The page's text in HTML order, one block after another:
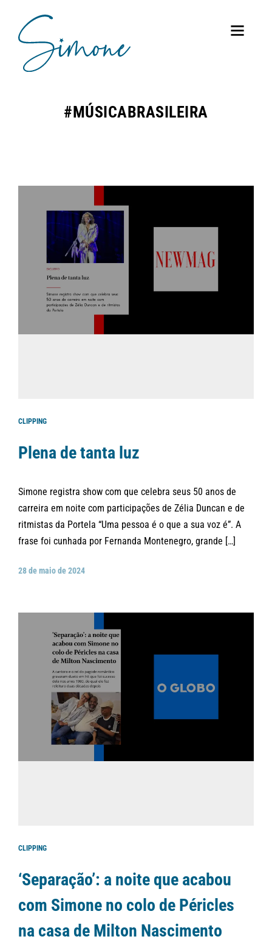
#MÚSICABRASILEIRA
CLIPPING
Plena de tanta luz
Simone registra show com que celebra seus 50 anos de
carreira em noite com participações de Zélia Duncan e de
ritmistas da Portela “Uma pessoa é o que a sua voz é”. A
frase foi cunhada por Fernanda Montenegro, grande […]
28 de maio de 2024
CLIPPING
‘Separação’: a noite que acabou
com Simone no colo de Péricles
na casa de Milton Nascimento